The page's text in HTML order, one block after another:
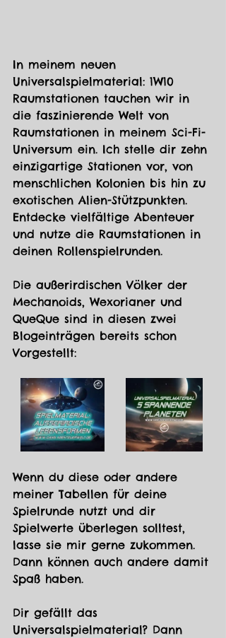
In meinem neuen
Universalspielmaterial: 1W10
Raumstationen tauchen wir in
die faszinierende Welt von
Raumstationen in meinem Sci-Fi-
Universum ein. Ich stelle dir zehn
einzigartige Stationen vor, von
menschlichen Kolonien bis hin zu
exotischen Alien-Stützpunkten.
Entdecke vielfältige Abenteuer
und nutze die Raumstationen in
deinen Rollenspielrunden.
Die außerirdischen Völker der
Mechanoids, Wexorianer und
QueQue sind in diesen zwei
Blogeinträgen bereits schon
Vorgestellt:
Wenn du diese oder andere
meiner Tabellen für deine
Spielrunde nutzt und dir
Spielwerte überlegen solltest,
lasse sie mir gerne zukommen.
Dann können auch andere damit
Spaß haben.
Dir gefällt das
Universalspielmaterial? Dann